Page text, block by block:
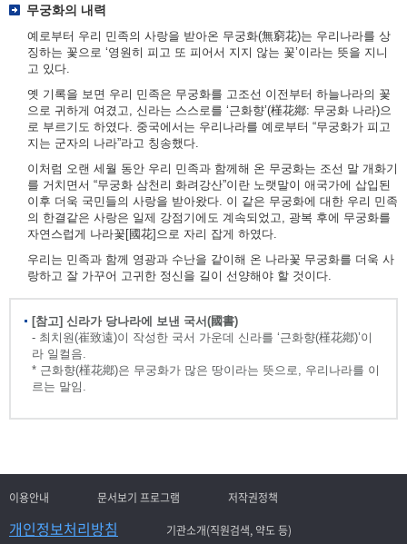
무궁화의 내력
예로부터 우리 민족의 사랑을 받아온 무궁화(無窮花)는 우리나라를 상
징하는 꽃으로 ‘영원히 피고 또 피어서 지지 않는 꽃’이라는 뜻을 지니
고 있다.
옛 기록을 보면 우리 민족은 무궁화를 고조선 이전부터 하늘나라의 꽃
으로 귀하게 여겼고, 신라는 스스로를 ‘근화향’(槿花鄕: 무궁화 나라)으
로 부르기도 하였다. 중국에서는 우리나라를 예로부터 “무궁화가 피고
지는 군자의 나라”라고 칭송했다.
이처럼 오랜 세월 동안 우리 민족과 함께해 온 무궁화는 조선 말 개화기
를 거치면서 “무궁화 삼천리 화려강산”이란 노랫말이 애국가에 삽입된
이후 더욱 국민들의 사랑을 받아왔다. 이 같은 무궁화에 대한 우리 민족
의 한결같은 사랑은 일제 강점기에도 계속되었고, 광복 후에 무궁화를
자연스럽게 나라꽃[國花]으로 자리 잡게 하였다.
우리는 민족과 함께 영광과 수난을 같이해 온 나라꽃 무궁화를 더욱 사
랑하고 잘 가꾸어 고귀한 정신을 길이 선양해야 할 것이다.
[참고] 신라가 당나라에 보낸 국서(國書)
- 최치원(崔致遠)이 작성한 국서 가운데 신라를 ‘근화향(槿花鄕)’이
라 일컬음.
* 근화향(槿花鄕)은 무궁화가 많은 땅이라는 뜻으로, 우리나라를 이
르는 말임.
이용안내 문서보기 프로그램 저작권정책
개인정보처리방침 기관소개(직원검색, 약도 등)